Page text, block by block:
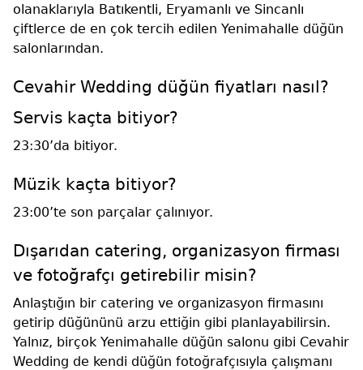
olanaklarıyla Batıkentli, Eryamanlı ve Sincanlı
çiftlerce de en çok tercih edilen Yenimahalle düğün
salonlarından.
Cevahir Wedding düğün fiyatları nasıl?
Servis kaçta bitiyor?
23:30’da bitiyor.
Müzik kaçta bitiyor?
23:00’te son parçalar çalınıyor.
Dışarıdan catering, organizasyon firması
ve fotoğrafçı getirebilir misin?
Anlaştığın bir catering ve organizasyon firmasını
getirip düğününü arzu ettiğin gibi planlayabilirsin.
Yalnız, birçok Yenimahalle düğün salonu gibi Cevahir
Wedding de kendi düğün fotoğrafçısıyla çalışmanı